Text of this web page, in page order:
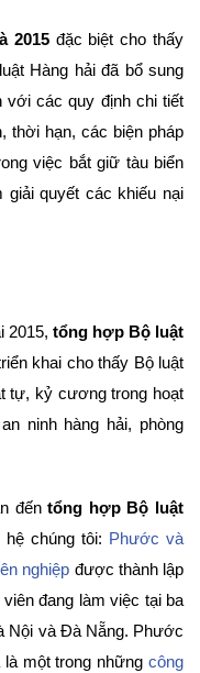
2015 đặc biệt cho thấy
Hàng hải đã bổ sung
các quy định chi tiết
thời hạn, các biện pháp
việc bắt giữ tàu biển
giải quyết các khiếu nại
2015, tổng hợp Bộ luật
khai cho thấy Bộ luật
tự, kỷ cương trong hoạt
ninh hàng hải, phòng
đếntổng hợp Bộ luật
chúng tôi: Phước và
nghiệp được thành lập
đang làm việc tại ba
Nội và Đà Nẵng. Phước
một trong những công